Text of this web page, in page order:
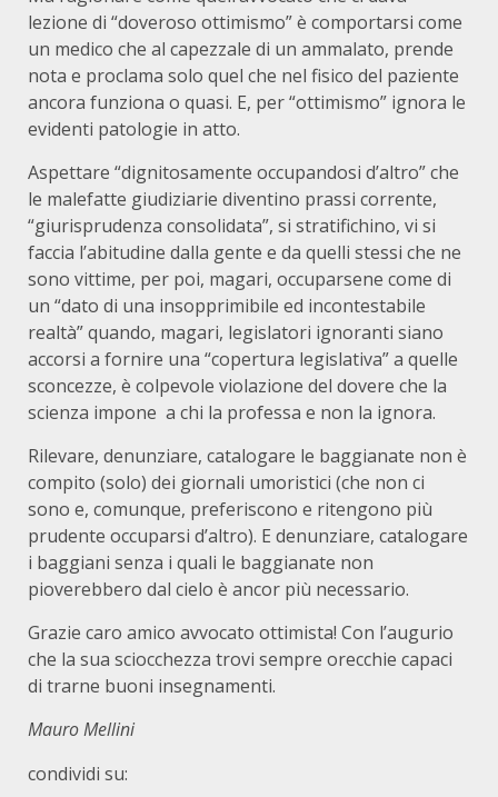
lezione di “doveroso ottimismo” è comportarsi come
un medico che al capezzale di un ammalato, prende
nota e proclama solo quel che nel fisico del paziente
ancora funziona o quasi. E, per “ottimismo” ignora le
evidenti patologie in atto.
Aspettare “dignitosamente occupandosi d’altro” che
le malefatte giudiziarie diventino prassi corrente,
“giurisprudenza consolidata”, si stratifichino, vi si
faccia l’abitudine dalla gente e da quelli stessi che ne
sono vittime, per poi, magari, occuparsene come di
un “dato di una insopprimibile ed incontestabile
realtà” quando, magari, legislatori ignoranti siano
accorsi a fornire una “copertura legislativa” a quelle
sconcezze, è colpevole violazione del dovere che la
scienza impone a chi la professa e non la ignora.
Rilevare, denunziare, catalogare le baggianate non è
compito (solo) dei giornali umoristici (che non ci
sono e, comunque, preferiscono e ritengono più
prudente occuparsi d’altro). E denunziare, catalogare
i baggiani senza i quali le baggianate non
pioverebbero dal cielo è ancor più necessario.
Grazie caro amico avvocato ottimista! Con l’augurio
che la sua sciocchezza trovi sempre orecchie capaci
di trarne buoni insegnamenti.
Mauro Mellini
condividi su: